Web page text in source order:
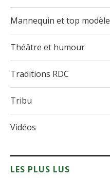
Mannequin et top modèle
Théâtre et humour
Traditions RDC
Tribu
Vidéos
LES PLUS LUS